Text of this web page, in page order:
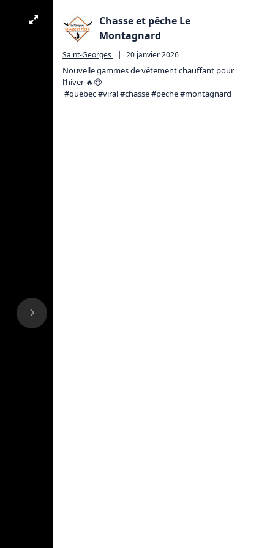
Chasse et pêche Le
Montagnard
Saint-Georges | 20 janvier 2026
Nouvelle gammes de vêtement chauffant pour
l’hiver 🔥😎
#quebec #viral #chasse #peche #montagnard